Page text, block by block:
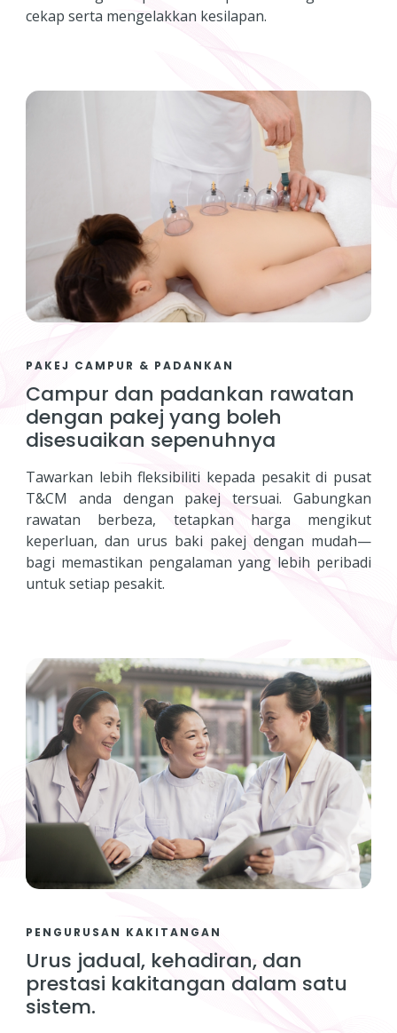
cekap serta mengelakkan kesilapan.
PAKEJ CAMPUR & PADANKAN
Campur dan padankan rawatan
dengan pakej yang boleh
disesuaikan sepenuhnya
Tawarkan lebih fleksibiliti kepada pesakit di pusat
T&CM anda dengan pakej tersuai. Gabungkan
rawatan berbeza, tetapkan harga mengikut
keperluan, dan urus baki pakej dengan mudah—
bagi memastikan pengalaman yang lebih peribadi
untuk setiap pesakit.
PENGURUSAN KAKITANGAN
Urus jadual, kehadiran, dan
prestasi kakitangan dalam satu
sistem.